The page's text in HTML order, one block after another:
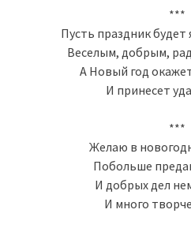
***
Пусть праздник
Веселым, добрым,
А Новый год
И принесет
***
Желаю в
Побольше
И добрых дел
И много